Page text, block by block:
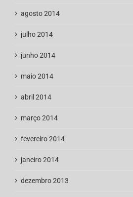
agosto 2014
julho 2014
junho 2014
maio 2014
abril 2014
março 2014
fevereiro 2014
janeiro 2014
dezembro 2013